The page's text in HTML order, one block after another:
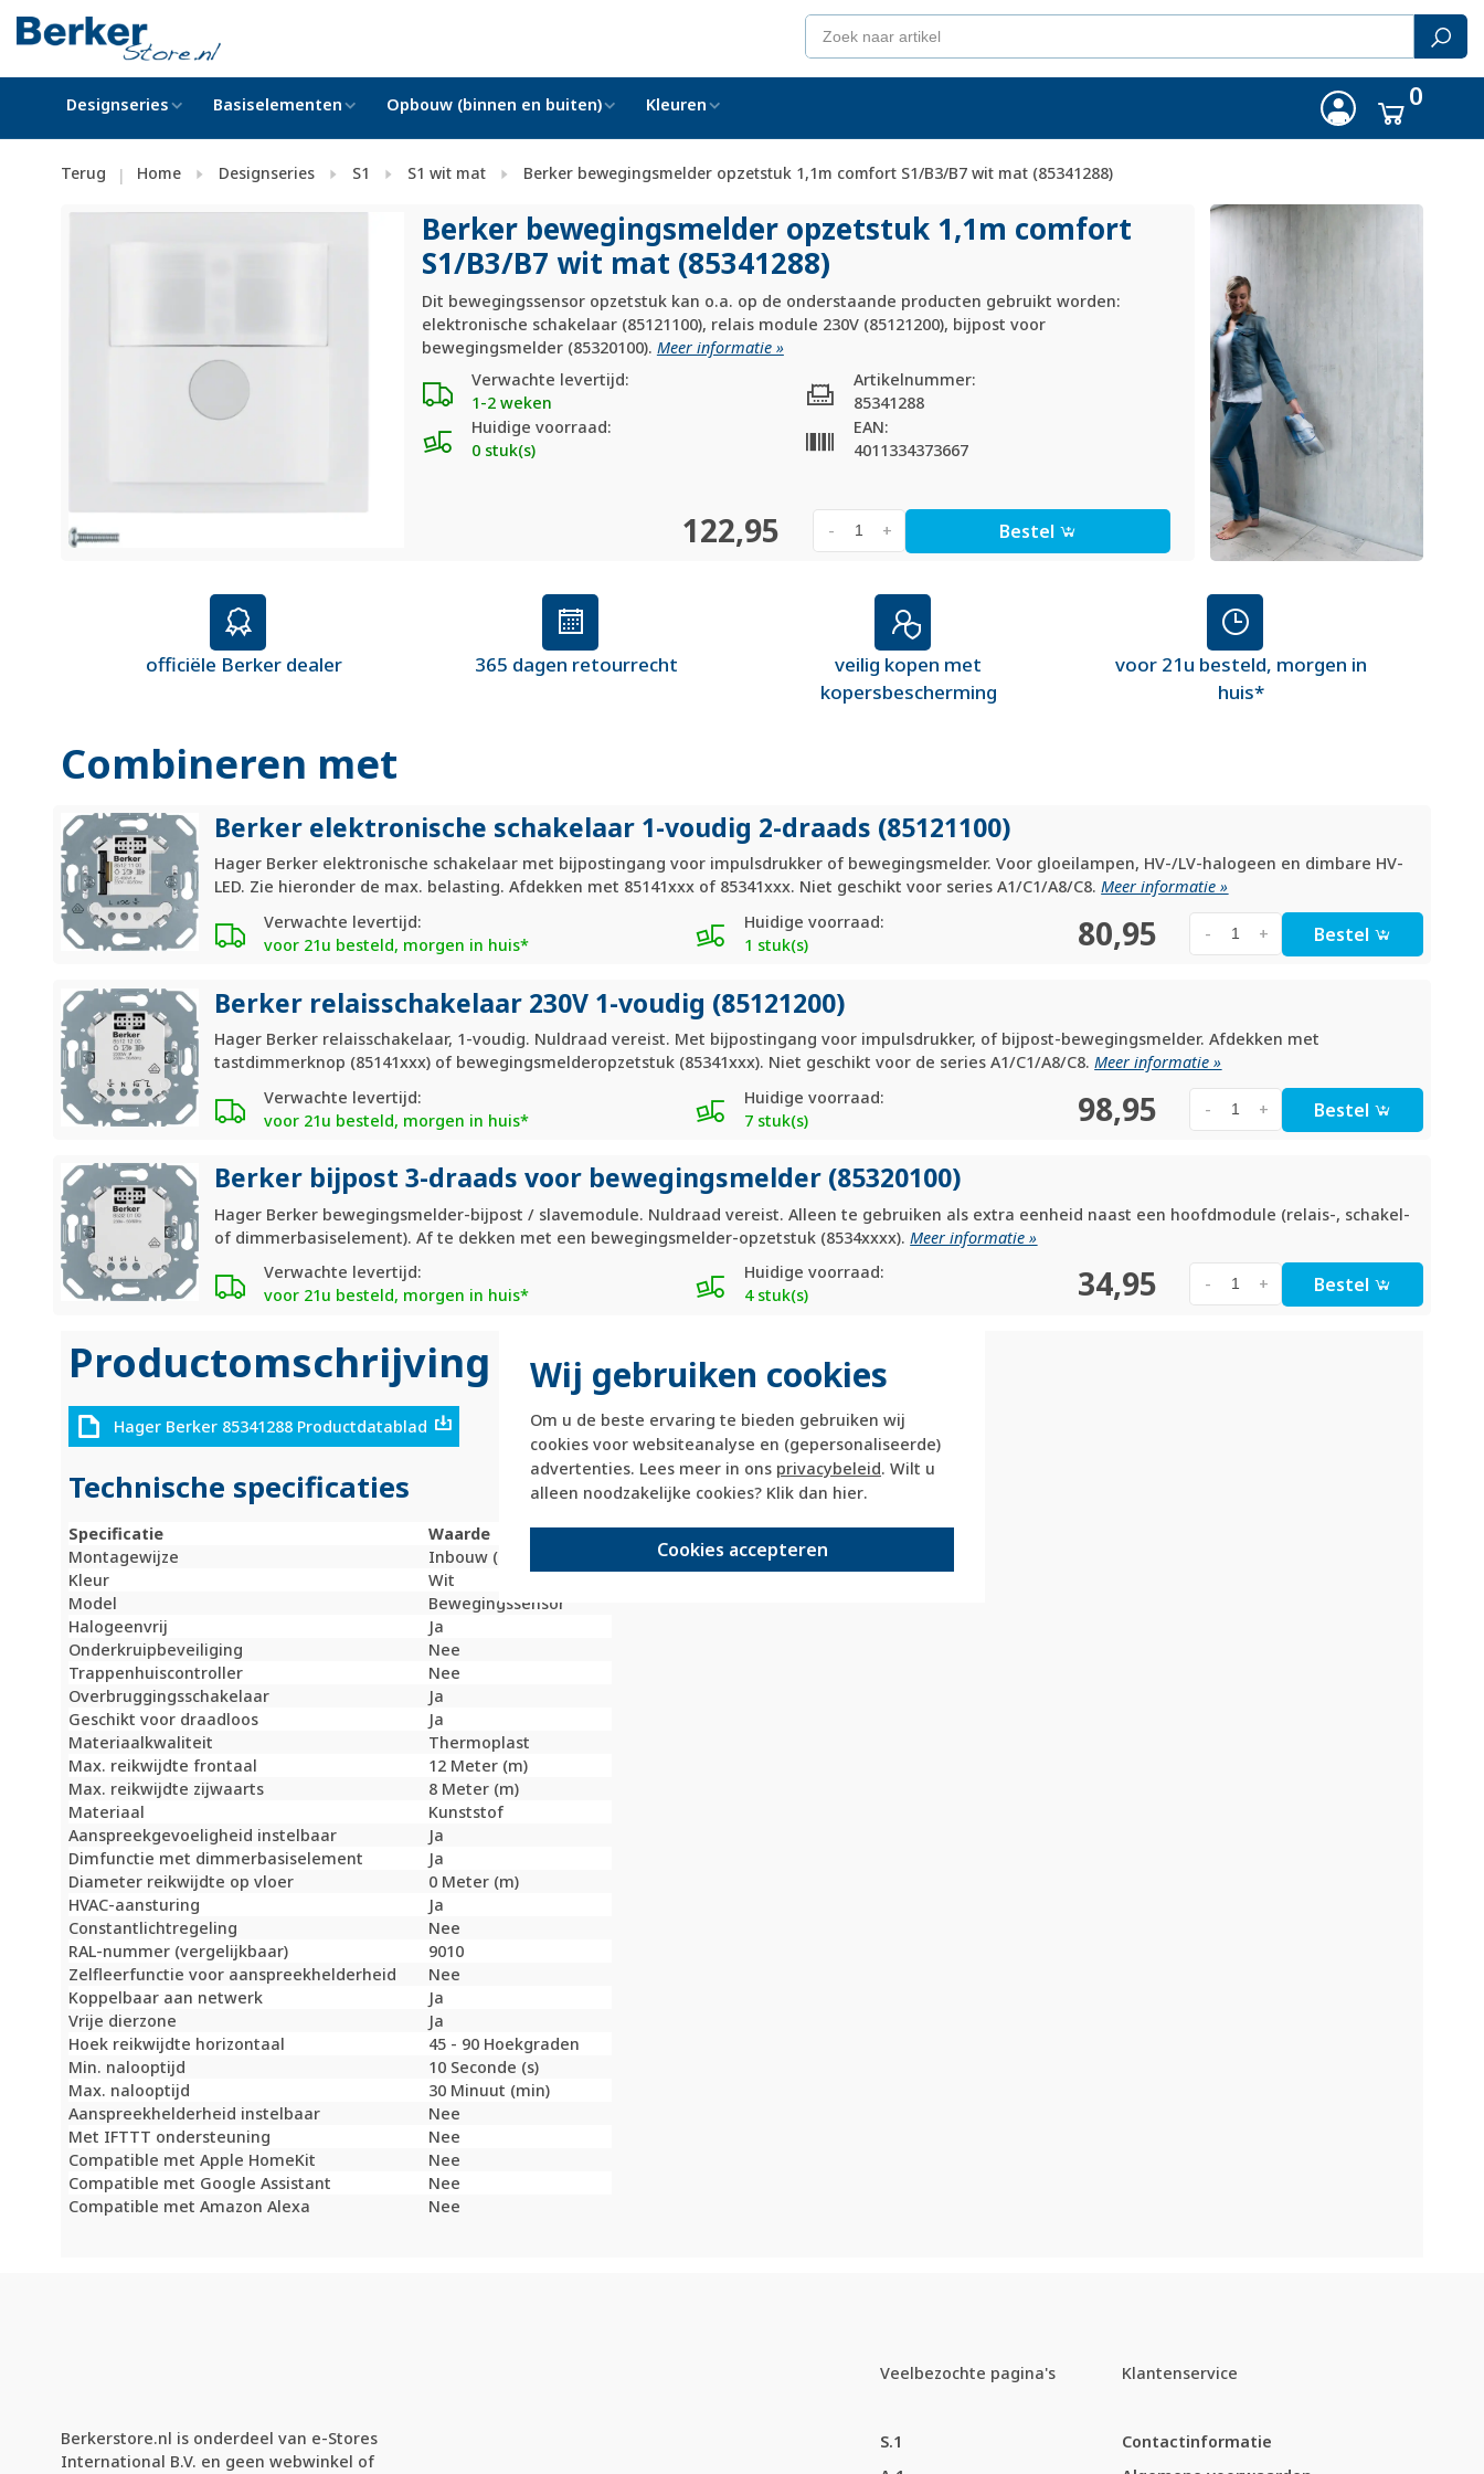
Wij gebruiken cookies
Om u de beste ervaring te bieden gebruiken wij
cookies voor websiteanalyse en (gepersonaliseerde)
advertenties. Lees meer in ons privacybeleid. Wilt u
alleen noodzakelijke cookies? Klik dan hier.
Cookies accepteren
Designseries Basiselementen Opbouw (binnen en buiten) Kleuren 0
Terug | Home Designseries S1 S1 wit mat Berker bewegingsmelder opzetstuk 1,1m comfort S1/B3/B7 wit mat (85341288)
Berker bewegingsmelder opzetstuk 1,1m comfort
S1/B3/B7 wit mat (85341288)
Dit bewegingssensor opzetstuk kan o.a. op de onderstaande producten gebruikt worden:
elektronische schakelaar (85121100), relais module 230V (85121200), bijpost voor
bewegingsmelder (85320100). Meer informatie »
Verwachte levertijd:
1-2 weken
Huidige voorraad:
0 stuk(s)
Artikelnummer:
85341288
EAN:
4011334373667
122,95 +
- Bestel
officiële Berker dealer 365 dagen retourrecht
veilig kopen met
kopersbescherming
voor 21u besteld, morgen in
huis*
Combineren met
Berker elektronische schakelaar 1-voudig 2-draads (85121100)
Hager Berker elektronische schakelaar met bijpostingang voor impulsdrukker of bewegingsmelder. Voor gloeilampen, HV-/LV-halogeen en dimbare HV-
LED. Zie hieronder de max. belasting. Afdekken met 85141xxx of 85341xxx. Niet geschikt voor series A1/C1/A8/C8.Meer informatie »
Verwachte levertijd:
voor 21u besteld, morgen in huis*
Huidige voorraad:
1 stuk(s)
80,95 +
- Bestel
Berker relaisschakelaar 230V 1-voudig (85121200)
Hager Berker relaisschakelaar, 1-voudig. Nuldraad vereist. Met bijpostingang voor impulsdrukker, of bijpost-bewegingsmelder. Afdekken met
tastdimmerknop (85141xxx) of bewegingsmelderopzetstuk (85341xxx). Niet geschikt voor de series A1/C1/A8/C8.Meer informatie »
Verwachte levertijd:
voor 21u besteld, morgen in huis*
Huidige voorraad:
7 stuk(s)
98,95 +
- Bestel
Berker bijpost 3-draads voor bewegingsmelder (85320100)
Hager Berker bewegingsmelder-bijpost / slavemodule. Nuldraad vereist. Alleen te gebruiken als extra eenheid naast een hoofdmodule (relais-, schakel-
of dimmerbasiselement). Af te dekken met een bewegingsmelder-opzetstuk (8534xxxx).Meer informatie »
Verwachte levertijd:
voor 21u besteld, morgen in huis*
Huidige voorraad:
4 stuk(s)
34,95 +
- Bestel
Productomschrijving
Hager Berker 85341288 Productdatablad
Technische specificaties
Specificatie
Waarde
Montagewijze
Inbouw (stucwerk)
Kleur
Wit
Model
Bewegingssensor
Halogeenvrij
Ja
Onderkruipbeveiliging
Nee
Trappenhuiscontroller
Nee
Overbruggingsschakelaar
Ja
Geschikt voor draadloos
Ja
Materiaalkwaliteit
Thermoplast
Max. reikwijdte frontaal
12 Meter (m)
Max. reikwijdte zijwaarts
8 Meter (m)
Materiaal
Kunststof
Aanspreekgevoeligheid instelbaar
Ja
Dimfunctie met dimmerbasiselement
Ja
Diameter reikwijdte op vloer
0 Meter (m)
HVAC-aansturing
Ja
Constantlichtregeling
Nee
RAL-nummer (vergelijkbaar)
9010
Zelfleerfunctie voor aanspreekhelderheid
Nee
Koppelbaar aan netwerk
Ja
Vrije dierzone
Ja
Hoek reikwijdte horizontaal
45 - 90 Hoekgraden
Min. nalooptijd
10 Seconde (s)
Max. nalooptijd
30 Minuut (min)
Aanspreekhelderheid instelbaar
Nee
Met IFTTT ondersteuning
Nee
Compatible met Apple HomeKit
Nee
Compatible met Google Assistant
Nee
Compatible met Amazon Alexa
Nee
Berkerstore.nl is onderdeel van e-Stores
International B.V. en geen webwinkel of
Veelbezochte pagina's
S.1
Klantenservice
Contactinformatie